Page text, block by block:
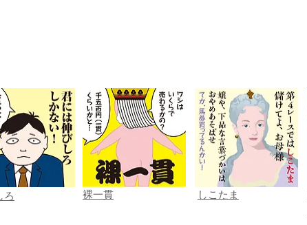
ろ 裸一貫 しこたま